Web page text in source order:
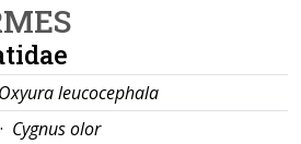
Oxyura leucocephala
· Cygnus olor